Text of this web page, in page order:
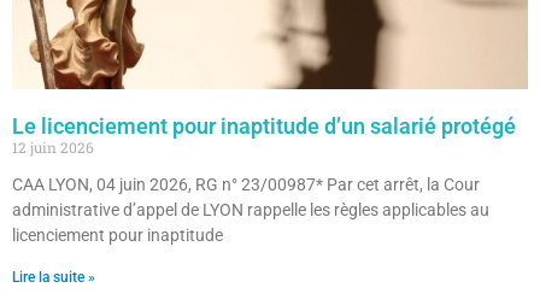
Le licenciement pour inaptitude d’un salarié protégé
12 juin 2026
CAA LYON, 04 juin 2026, RG n° 23/00987* Par cet arrêt, la Cour
administrative d’appel de LYON rappelle les règles applicables au
licenciement pour inaptitude
Lire la suite »